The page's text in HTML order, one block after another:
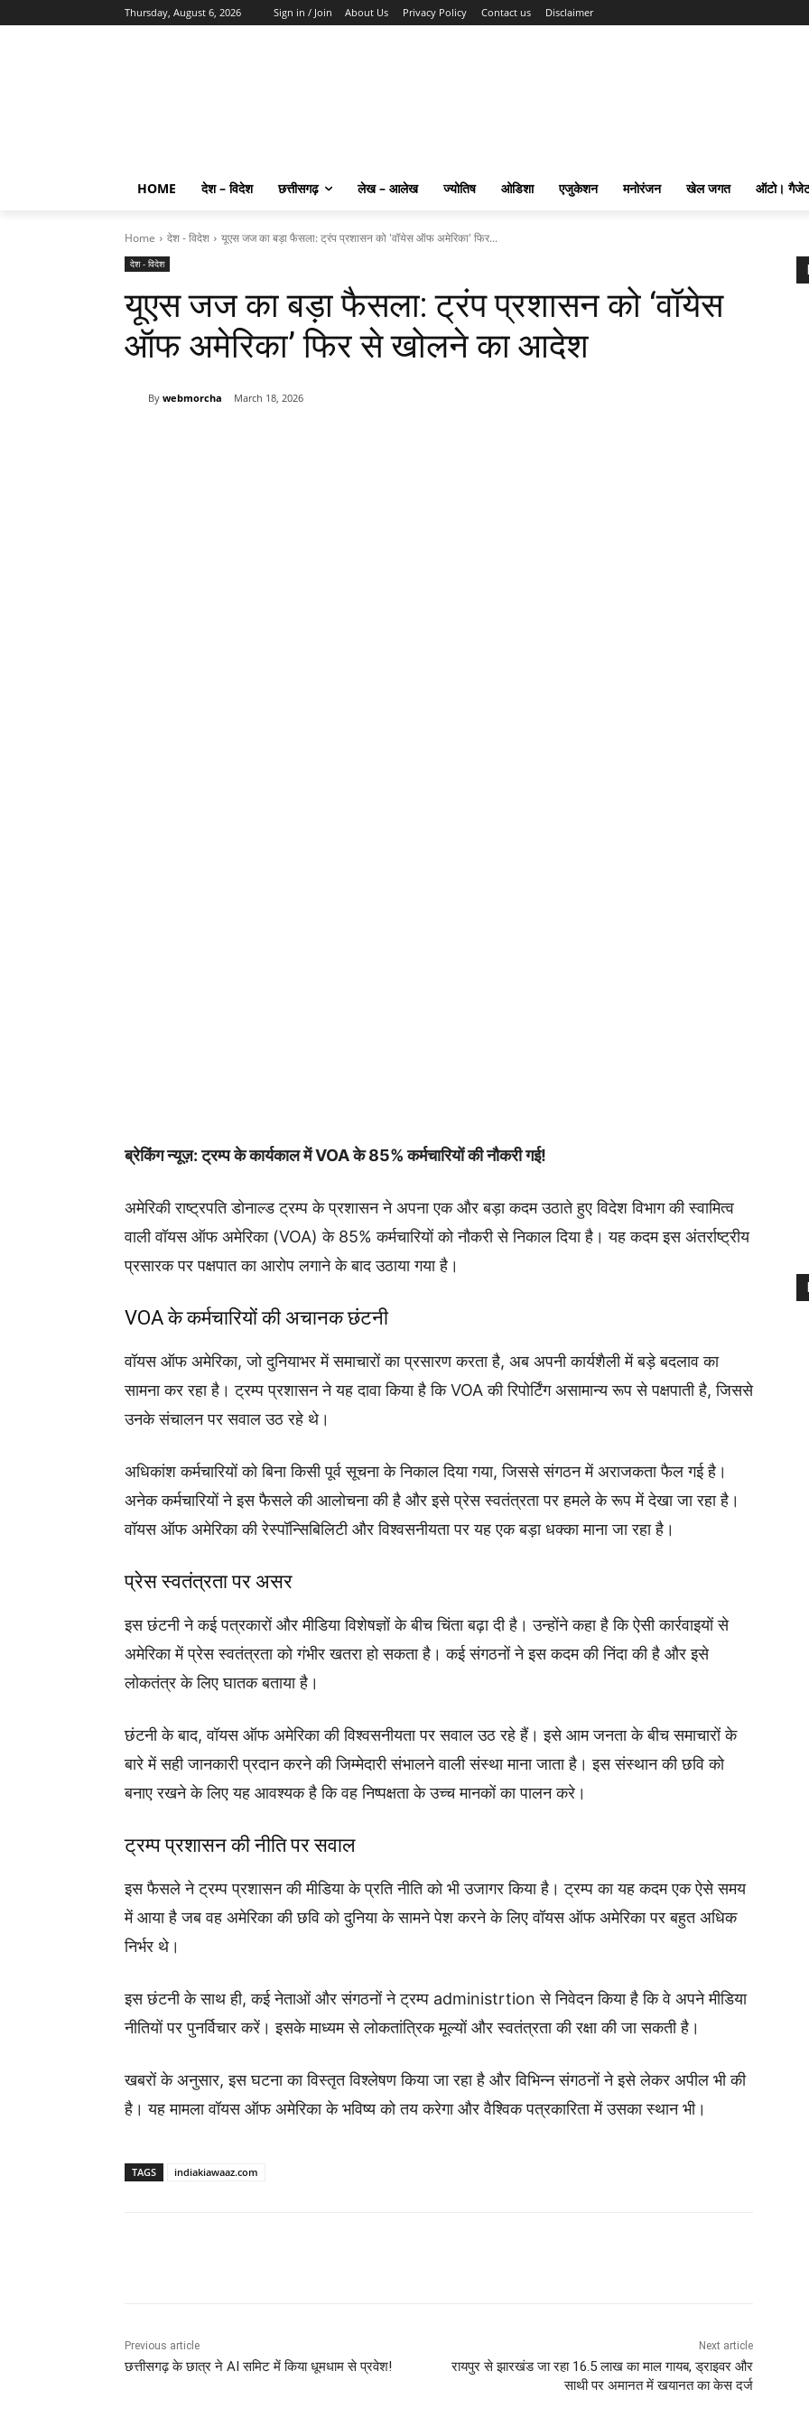
Thursday, August 6, 2026 Sign in / Join About Us Privacy Policy Contact us Disclaimer
HOME देश – विदेश छत्तीसगढ़ लेख – आलेख ज्योतिष ओडिशा एजुकेशन मनोरंजन खेल जगत ऑटो।
Home देश - विदेश यूएस जज का बड़ा फैसला: ट्रंप प्रशासन को 'वॉयेस ऑफ अमेरिका' फिर...
देश - विदेश
यूएस जज का बड़ा फैसला: ट्रंप प्रशासन को ‘वॉयेस
ऑफ अमेरिका’ फिर से खोलने का आदेश
By webmorcha March 18, 2026
ब्रेकिंग न्यूज़: ट्रम्प के कार्यकाल में VOA के 85% कर्मचारियों की नौकरी गई!
अमेरिकी राष्ट्रपति डोनाल्ड ट्रम्प के प्रशासन ने अपना एक और बड़ा कदम उठाते हुए विदेश विभाग की स्वामित्व
वाली वॉयस ऑफ अमेरिका (VOA) के 85% कर्मचारियों को नौकरी से निकाल दिया है। यह कदम इस अंतर्राष्ट्रीय
प्रसारक पर पक्षपात का आरोप लगाने के बाद उठाया गया है।
VOA के कर्मचारियों की अचानक छंटनी
वॉयस ऑफ अमेरिका, जो दुनियाभर में समाचारों का प्रसारण करता है, अब अपनी कार्यशैली में बड़े बदलाव का
सामना कर रहा है। ट्रम्प प्रशासन ने यह दावा किया है कि VOA की रिपोर्टिंग असामान्य रूप से पक्षपाती है, जिससे
उनके संचालन पर सवाल उठ रहे थे।
अधिकांश कर्मचारियों को बिना किसी पूर्व सूचना के निकाल दिया गया, जिससे संगठन में अराजकता फैल गई है।
अनेक कर्मचारियों ने इस फैसले की आलोचना की है और इसे प्रेस स्वतंत्रता पर हमले के रूप में देखा जा रहा है।
वॉयस ऑफ अमेरिका की रेस्पॉन्सिबिलिटी और विश्वसनीयता पर यह एक बड़ा धक्का माना जा रहा है।
प्रेस स्वतंत्रता पर असर
इस छंटनी ने कई पत्रकारों और मीडिया विशेषज्ञों के बीच चिंता बढ़ा दी है। उन्होंने कहा है कि ऐसी कार्रवाइयों से
अमेरिका में प्रेस स्वतंत्रता को गंभीर खतरा हो सकता है। कई संगठनों ने इस कदम की निंदा की है और इसे
लोकतंत्र के लिए घातक बताया है।
छंटनी के बाद, वॉयस ऑफ अमेरिका की विश्वसनीयता पर सवाल उठ रहे हैं। इसे आम जनता के बीच समाचारों के
बारे में सही जानकारी प्रदान करने की जिम्मेदारी संभालने वाली संस्था माना जाता है। इस संस्थान की छवि को
बनाए रखने के लिए यह आवश्यक है कि वह निष्पक्षता के उच्च मानकों का पालन करे।
ट्रम्प प्रशासन की नीति पर सवाल
इस फैसले ने ट्रम्प प्रशासन की मीडिया के प्रति नीति को भी उजागर किया है। ट्रम्प का यह कदम एक ऐसे समय
में आया है जब वह अमेरिका की छवि को दुनिया के सामने पेश करने के लिए वॉयस ऑफ अमेरिका पर बहुत अधिक
निर्भर थे।
इस छंटनी के साथ ही, कई नेताओं और संगठनों ने ट्रम्प administrtion से निवेदन किया है कि वे अपने मीडिया
नीतियों पर पुनर्विचार करें। इसके माध्यम से लोकतांत्रिक मूल्यों और स्वतंत्रता की रक्षा की जा सकती है।
खबरों के अनुसार, इस घटना का विस्तृत विश्लेषण किया जा रहा है और विभिन्न संगठनों ने इसे लेकर अपील भी की
है। यह मामला वॉयस ऑफ अमेरिका के भविष्य को तय करेगा और वैश्विक पत्रकारिता में उसका स्थान भी।
TAGS indiakiawaaz.com
Previous article
छत्तीसगढ़ के छात्र ने AI समिट में किया धूमधाम से प्रवेश!
Next article
रायपुर से झारखंड जा रहा 16.5 लाख का माल गायब, ड्राइवर और
साथी पर अमानत में खयानत का केस दर्ज